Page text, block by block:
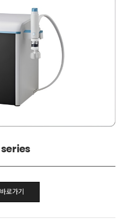
로가기